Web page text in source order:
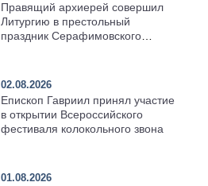
Правящий архиерей совершил
Литургию в престольный
праздник Серафимовского
02.08.2026
Епископ Гавриил принял участие
в открытии Всероссийского
фестиваля колокольного звона
01.08.2026